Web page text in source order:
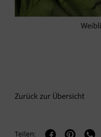
Zurück zur Übersicht
Teilen: